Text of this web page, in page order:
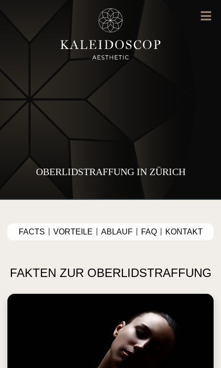
OBERLIDSTRAFFUNG IN ZÜRICH
FACTS VORTEILE ABLAUF FAQ KONTAKT
FAKTEN ZUR OBERLIDSTRAFFUNG